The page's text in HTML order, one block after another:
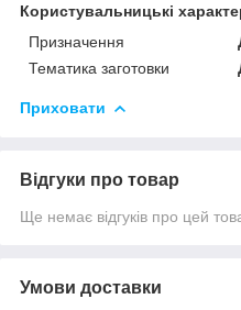
Користувальницькі
Призначення
Тематика заготовки
Приховати
Відгуки про товар
Ще немає відгуків про цей
Умови доставки